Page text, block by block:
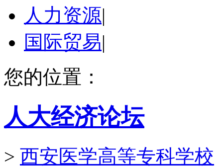
人力资源|
国际贸易|
您的位置：
人大经济论坛
> 西安医学高等专科学校